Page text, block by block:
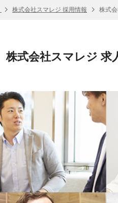
株式会社スマレジ 採用情報 株式
株式会社スマレジ 求